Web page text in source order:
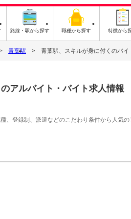
路線・駅から探す 職種から探す 特徴から
青葉駅 青葉駅、スキルが身に付くのバイ
のアルバイト・バイト求人情報
、登録制、派遣などのこだわり条件から人気の